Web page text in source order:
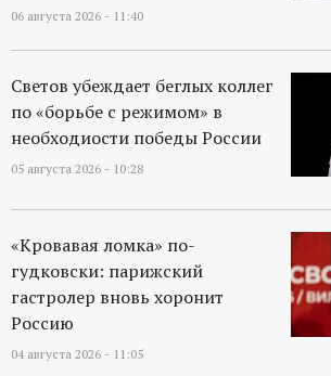
06 августа 2026 - 11:40
Светов убеждает беглых коллег
по «борьбе с режимом» в
необходиости победы России
05 августа 2026 - 10:28
«Кровавая ломка» по-
гудковски: парижский
гастролер вновь хоронит
Россию
04 августа 2026 - 11:05